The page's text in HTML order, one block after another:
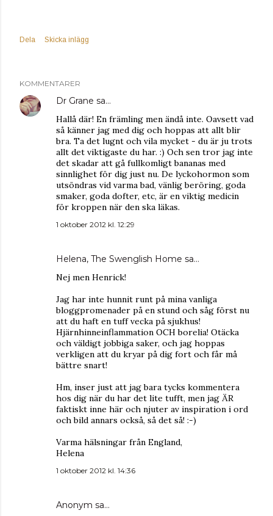
Dela Skicka inlägg
KOMMENTARER
Dr Grane sa…
Hallå där! En främling men ändå inte. Oavsett vad
så känner jag med dig och hoppas att allt blir
bra. Ta det lugnt och vila mycket - du är ju trots
allt det viktigaste du har. :) Och sen tror jag inte
det skadar att gå fullkomligt bananas med
sinnlighet för dig just nu. De lyckohormon som
utsöndras vid varma bad, vänlig beröring, goda
smaker, goda dofter, etc, är en viktig medicin
för kroppen när den ska läkas.
1 oktober 2012 kl. 12:29
Helena, The Swenglish Home sa…
Nej men Henrick!
Jag har inte hunnit runt på mina vanliga
bloggpromenader på en stund och såg först nu
att du haft en tuff vecka på sjukhus!
Hjärnhinneinflammation OCH borelia! Otäcka
och väldigt jobbiga saker, och jag hoppas
verkligen att du kryar på dig fort och får må
bättre snart!
Hm, inser just att jag bara tycks kommentera
hos dig när du har det lite tufft, men jag ÄR
faktiskt inne här och njuter av inspiration i ord
och bild annars också, så det så! :-)
Varma hälsningar från England,
Helena
1 oktober 2012 kl. 14:36
Anonym sa…